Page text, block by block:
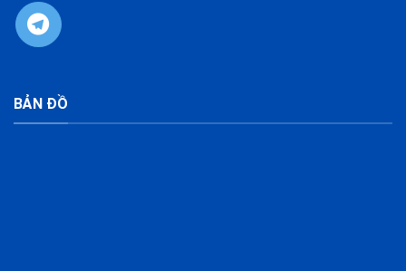
BẢN ĐỒ